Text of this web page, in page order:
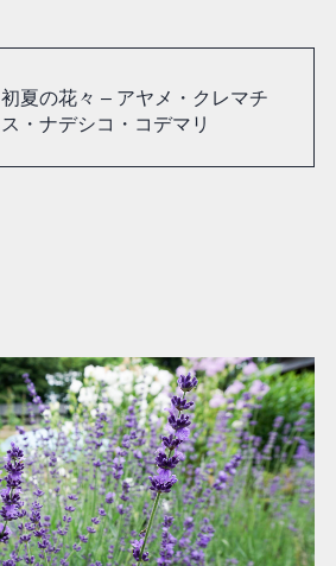
初夏の花々 – アヤメ・クレマチ
ス・ナデシコ・コデマリ